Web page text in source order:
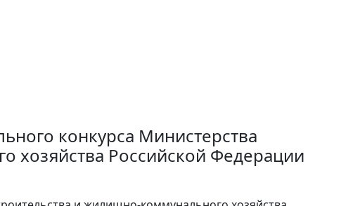
конкурса Министерства
хозяйства Российской Федерации